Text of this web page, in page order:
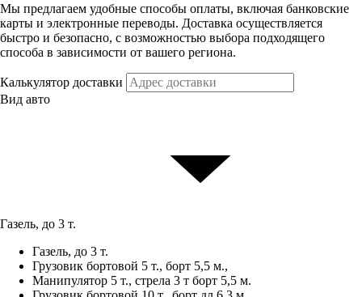
Мы предлагаем удобные способы оплаты, включая банковские
карты и электронные переводы. Доставка осуществляется
быстро и безопасно, с возможностью выбора подходящего
способа в зависимости от вашего региона.
Калькулятор доставки
Вид авто
Газель, до 3 т.
Газель, до 3 т.
Грузовик бортовой 5 т., борт 5,5 м.,
Манипулятор 5 т., стрела 3 т борт 5,5 м.